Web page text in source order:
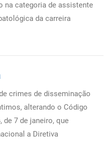
na categoria de assistente
da carreira
crimes de disseminação
alterando o Código
de 7 de janeiro, que
a Diretiva